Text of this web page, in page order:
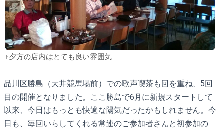
↑夕方の店内はとても良い雰囲気
品川区勝島（大井競馬場前）での歌声喫茶も回を重ね、5回
目の開催となりました。ここ勝島で6月に新規スタートして
以来、今日はもっとも快適な陽気だったかもしれません。今
日も、毎回いらしてくれる常連のご参加者さんと初参加の